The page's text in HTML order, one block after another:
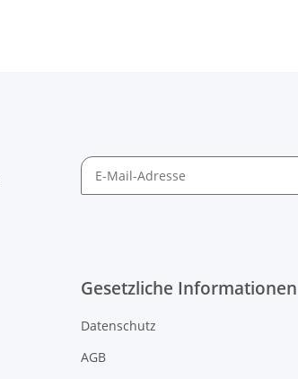
Gesetzliche Informationen
Datenschutz
AGB